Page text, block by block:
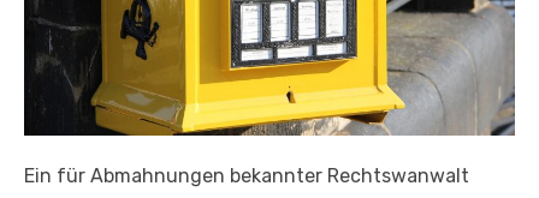
Ein für Abmahnungen bekannter Rechtswanwalt